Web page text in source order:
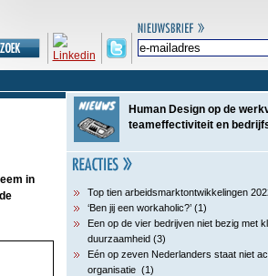
in
Human Design op de
teameffectiviteit en
Top tien arbeidsmarktontwikkelingen
‘Ben jij een workaholic?’ (1)
Een op de vier bedrijven niet bezig met
duurzaamheid (3)
Eén op zeven Nederlanders staat niet
organisatie (1)